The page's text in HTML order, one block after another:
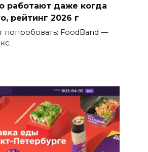
работают даже когда
рейтинг 2026 г
попробовать: FoodBand —